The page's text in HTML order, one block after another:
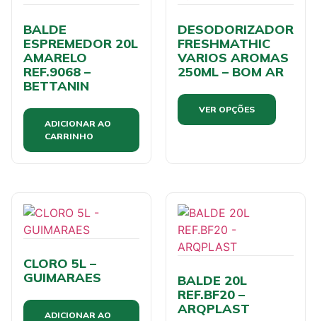
BALDE
ESPREMEDOR 20L
AMARELO
REF.9068 –
BETTANIN
ADICIONAR AO
CARRINHO
DESODORIZADOR
FRESHMATHIC
VARIOS AROMAS
250ML – BOM AR
VER OPÇÕES
CLORO 5L –
GUIMARAES
ADICIONAR AO
BALDE 20L
REF.BF20 –
ARQPLAST